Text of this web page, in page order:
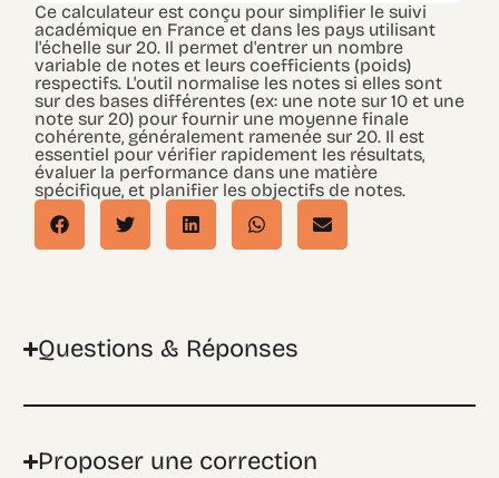
Ce calculateur est conçu pour simplifier le suivi
académique en France et dans les pays utilisant
l'échelle sur 20. Il permet d'entrer un nombre
variable de notes et leurs coefficients (poids)
respectifs. L'outil normalise les notes si elles sont
sur des bases différentes (ex: une note sur 10 et une
note sur 20) pour fournir une moyenne finale
cohérente, généralement ramenée sur 20. Il est
essentiel pour vérifier rapidement les résultats,
évaluer la performance dans une matière
spécifique, et planifier les objectifs de notes.
Questions & Réponses
Proposer une correction